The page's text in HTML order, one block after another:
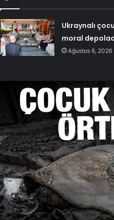
Ukraynalı
moral
Ağustos 6, 2026